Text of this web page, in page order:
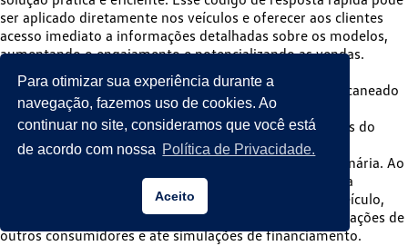
ser aplicado diretamente nos veículos e oferecer aos clientes
acesso imediato a informações detalhadas sobre os modelos,
aumentando o engajamento e potencializando as vendas.
Como funciona o QR Code nos veículos?
O QR Code é um código bidimensional que pode ser escaneado
por um smartphone ou tablet com câmera. No setor
automotivo, ele pode ser aplicado em diferentes pontos do
carro, como para-brisas, etiquetas de preço, material
publicitário ou até mesmo no próprio site da concessionária. Ao
escanear o código, o cliente é direcionado a uma página
específica contendo informações detalhadas sobre o veículo,
como ficha técnica, preço, vídeos demonstrativos, avaliações de
outros consumidores e até simulações de financiamento.
Para otimizar sua experiência durante a
navegação, fazemos uso de cookies. Ao
continuar no site, consideramos que você está
de acordo com nossa Política de Privacidade.
Aceito